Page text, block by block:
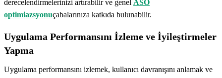
derecelendirmelerinizi artırabilir ve genel ASO
optimiazsyonuçabalarınıza katkıda bulunabilir.
Uygulama Performansını İzleme ve İyileştirmeler
Yapma
Uygulama performansını izlemek, kullanıcı davranışını anlamak ve